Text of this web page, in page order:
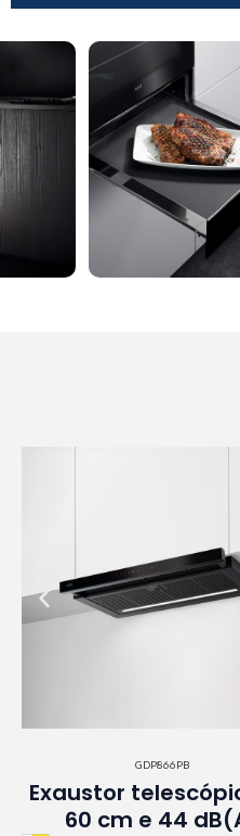
GDP866PB
Exaustor
60 cm e 44